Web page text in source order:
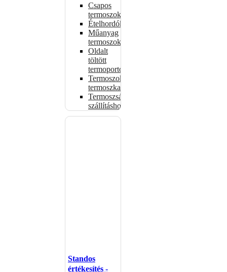
Csapos
termoszok
Ételhordók
Műanyag
termoszok
Oldalt
töltött
termoportok
Termoszok,
termoszkannák
Termoszsákok
szállításhoz
Standos
értékesítés -